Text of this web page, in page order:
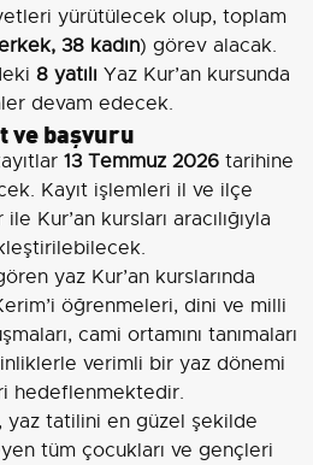
yürütülecek olup, toplam
38 kadın) görev alacak.
8 yatılı Yaz Kur’an kursunda
devam edecek.
ve başvuru
13 Temmuz 2026 tarihine
Kayıt işlemleri il ve ilçe
Kur’an kursları aracılığıyla
yaz Kur’an kurslarında
öğrenmeleri, dini ve milli
cami ortamını tanımaları
verimli bir yaz dönemi
hedeflenmektedir.
, yaz tatilini en güzel şekilde
tüm çocukları ve gençleri